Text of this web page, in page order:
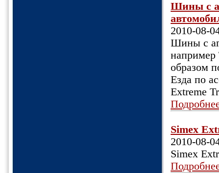
Шины c
2010-08-
Шины c
образом
Езда по
Extreme
Simex
2010-08-
Simex